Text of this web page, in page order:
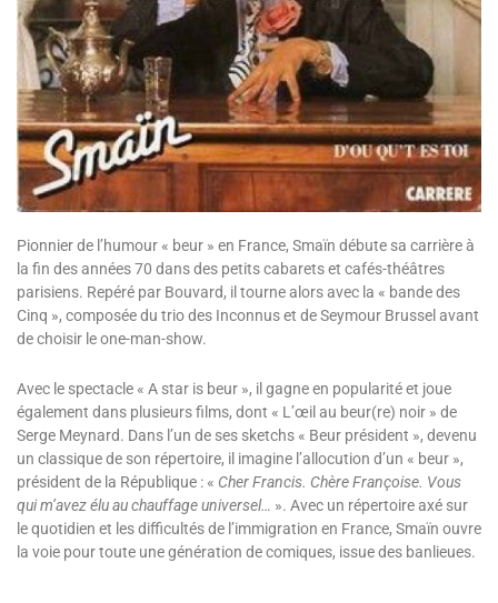
Pionnier de l’humour « beur » en France, Smaïn débute sa carrière à
la fin des années 70 dans des petits cabarets et cafés-théâtres
parisiens. Repéré par Bouvard, il tourne alors avec la « bande des
Cinq », composée du trio des Inconnus et de Seymour Brussel avant
de choisir le one-man-show.
Avec le spectacle « A star is beur », il gagne en popularité et joue
également dans plusieurs films, dont « L’œil au beur(re) noir » de
Serge Meynard. Dans l’un de ses sketchs « Beur président », devenu
un classique de son répertoire, il imagine l’allocution d’un « beur »,
président de la République : « Cher Francis. Chère Françoise. Vous
qui m’avez élu au chauffage universel… ». Avec un répertoire axé sur
le quotidien et les difficultés de l’immigration en France, Smaïn ouvre
la voie pour toute une génération de comiques, issue des banlieues.